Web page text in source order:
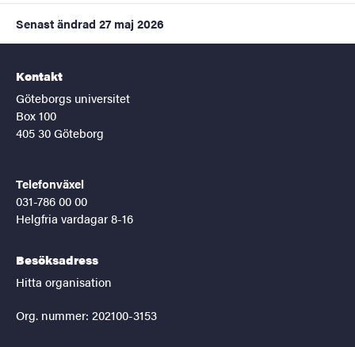
Senast ändrad 27 maj 2026
Kontakt
Göteborgs universitet
Box 100
405 30 Göteborg
Telefonväxel
031-786 00 00
Helgfria vardagar 8-16
Besöksadress
Hitta organisation
Org. nummer: 202100-3153